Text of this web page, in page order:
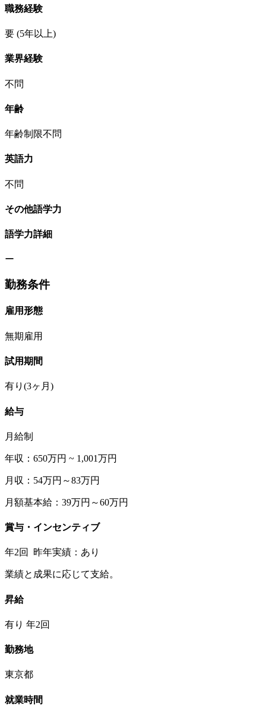
職務経験
要 (5年以上)
業界経験
不問
年齢
年齢制限不問
英語力
不問
その他語学力
語学力詳細
ー
勤務条件
雇用形態
無期雇用
試用期間
有り(3ヶ月)
給与
月給制
年収：650万円 ~ 1,001万円
月収：54万円～83万円
月額基本給：39万円～60万円
賞与・インセンティブ
年2回 昨年実績：あり
業績と成果に応じて支給。
昇給
有り 年2回
勤務地
東京都
就業時間